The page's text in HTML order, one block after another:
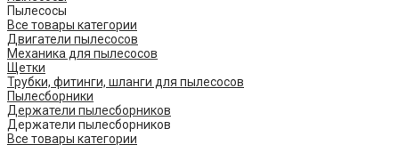
Пылесосы
Все товары категории
Двигатели пылесосов
Механика для пылесосов
Щетки
Трубки, фитинги, шланги для пылесосов
Пылесборники
Держатели пылесборников
Держатели пылесборников
Все товары категории